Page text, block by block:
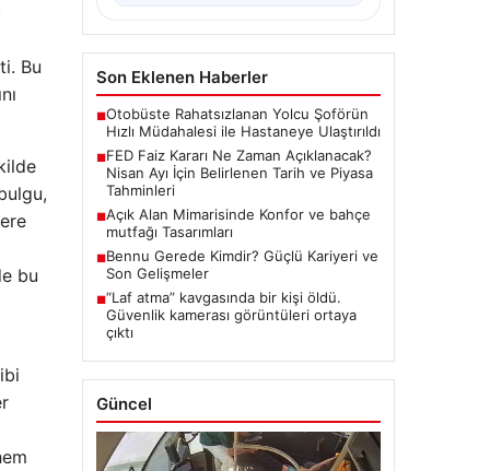
Bu
bu
Son Eklenen Haberler
■Otobüste Rahatsızlanan Yolcu Şoförün
Hızlı Müdahalesi ile Hastaneye Ulaştırıldı
■FED Faiz Kararı Ne Zaman Açıklanacak?
Nisan Ayı İçin Belirlenen Tarih ve Piyasa
Tahminleri
■Açık Alan Mimarisinde Konfor ve bahçe
mutfağı Tasarımları
■Bennu Gerede Kimdir? Güçlü Kariyeri ve
Son Gelişmeler
■“Laf atma” kavgasında bir kişi öldü.
Güvenlik kamerası görüntüleri ortaya
çıktı
Güncel